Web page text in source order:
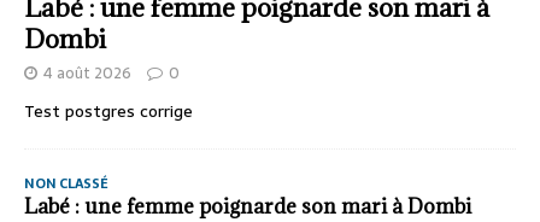
Labé : une femme poignarde son mari à
Dombi
4 août 2026 0
Test postgres corrige
NON CLASSÉ
Labé : une femme poignarde son mari à Dombi